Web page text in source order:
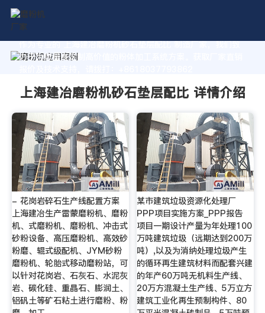
作为专业的 上海建冶磨粉机砂石垫层配比 制造厂家，我们致
力于为您量身定制高价值的粉体加工系统方案。获取厂家直销
上海建冶磨粉机砂石垫层配比 详情介绍
- 花岗岩碎石生产线配置方案
上海建冶生产雷蒙磨粉机、磨粉
机、式磨粉机、磨粉机、冲击式
砂粉设备、高压磨粉机、高效砂
粉磨、辊式级配机、JYM砂粉
磨粉机、轮胎式移动磨粉站，可
以针对花岗岩、石灰石、水泥灰
岩、碳化硅、重晶石、膨润土、
铝矾土等矿石粘土进行磨粉、粉
某市建筑垃圾资源化处理厂
PPP项目实施方案_PPP报告
项目一期设计产量为年处理100
万吨建筑垃圾（远期达到200万
吨）,以及为消纳处理垃圾产生
的循环再生建筑材料而配套兴建
的年产60万吨无机料生产线、
20万方混凝土生产线、5万立方
建筑工业化再生预制构件、80